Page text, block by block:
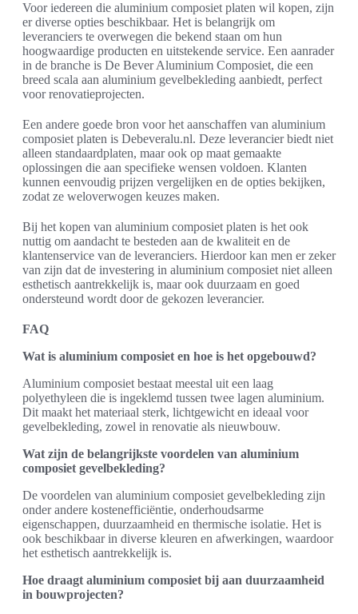
Voor iedereen die aluminium composiet platen wil kopen, zijn
er diverse opties beschikbaar. Het is belangrijk om
leveranciers te overwegen die bekend staan om hun
hoogwaardige producten en uitstekende service. Een aanrader
in de branche is De Bever Aluminium Composiet, die een
breed scala aan aluminium gevelbekleding aanbiedt, perfect
voor renovatieprojecten.
Een andere goede bron voor het aanschaffen van aluminium
composiet platen is Debeveralu.nl. Deze leverancier biedt niet
alleen standaardplaten, maar ook op maat gemaakte
oplossingen die aan specifieke wensen voldoen. Klanten
kunnen eenvoudig prijzen vergelijken en de opties bekijken,
zodat ze weloverwogen keuzes maken.
Bij het kopen van aluminium composiet platen is het ook
nuttig om aandacht te besteden aan de kwaliteit en de
klantenservice van de leveranciers. Hierdoor kan men er zeker
van zijn dat de investering in aluminium composiet niet alleen
esthetisch aantrekkelijk is, maar ook duurzaam en goed
ondersteund wordt door de gekozen leverancier.
FAQ
Wat is aluminium composiet en hoe is het opgebouwd?
Aluminium composiet bestaat meestal uit een laag
polyethyleen die is ingeklemd tussen twee lagen aluminium.
Dit maakt het materiaal sterk, lichtgewicht en ideaal voor
gevelbekleding, zowel in renovatie als nieuwbouw.
Wat zijn de belangrijkste voordelen van aluminium
composiet gevelbekleding?
De voordelen van aluminium composiet gevelbekleding zijn
onder andere kostenefficiëntie, onderhoudsarme
eigenschappen, duurzaamheid en thermische isolatie. Het is
ook beschikbaar in diverse kleuren en afwerkingen, waardoor
het esthetisch aantrekkelijk is.
Hoe draagt aluminium composiet bij aan duurzaamheid
in bouwprojecten?